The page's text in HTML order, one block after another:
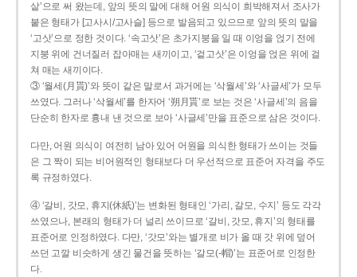
샅’으로 써 왔는데, 앞의 뜻의 말에 대해 어원 의식이 희박해져서 조사가
붙은 형태가 [고사시/고사슬] 등으로 발음되고 있으므로 앞의 뜻의 말을
‘고삿’으로 정한 것이다. ‘속고삿’은 초가지붕을 일 때 이엉을 얹기 전에
지붕 위에 건너질러 잡아매는 새끼이고, ‘겉고삿’은 이엉을 얹은 위에 걸
쳐 매는 새끼이다.
③ ‘월세(月貰)’와 뜻이 같은 말로서 과거에는 ‘삭월세’와 ‘사글세’가 모두
쓰였다. 그러나 ‘삭월세’를 한자어 ‘朔月貰’로 보는 것은 ‘사글세’의 음을
단순히 한자로 흉내 낸 것으로 보아 ‘사글세’만을 표준으로 삼은 것이다.
다만, 어원 의식이 여전히 남아 있어 어원을 의식한 형태가 쓰이는 것들
은 그 짝이 되는 비어원적인 형태보다 더 우선적으로 표준어 자격을 주도
록 규정하였다.
④ ‘갈비, 갓모, 휴지(休紙)’는 변화된 형태인 ‘가리, 갈모, 수지’ 등도 각각
쓰였으나, 본래의 형태가 더 널리 쓰이므로 ‘갈비, 갓모, 휴지’의 형태를
표준어로 인정하였다. 다만, ‘갓모’와는 별개로 비가 올 때 갓 위에 덮어
쓰던 고깔 비슷하게 생긴 물건을 뜻하는 ‘갈모(-帽)’는 표준어로 인정한
다.